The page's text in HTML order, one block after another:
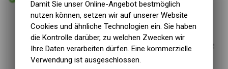
Abholung VELOIN Zweirad-Werkstatt
Schmutzabweisendes Design
Zuverlässige und einfache Platte mit Lockerungsschutz
Mit Metallbelag kompatibel
Damit Sie unser Online-Angebot bestmöglich
nutzen können, setzen wir auf unserer Website
Cookies und ähnliche Technologien ein. Sie haben
die Kontrolle darüber, zu welchen Zwecken wir
Ihre Daten verarbeiten dürfen. Eine kommerzielle
Verwendung ist ausgeschlossen.